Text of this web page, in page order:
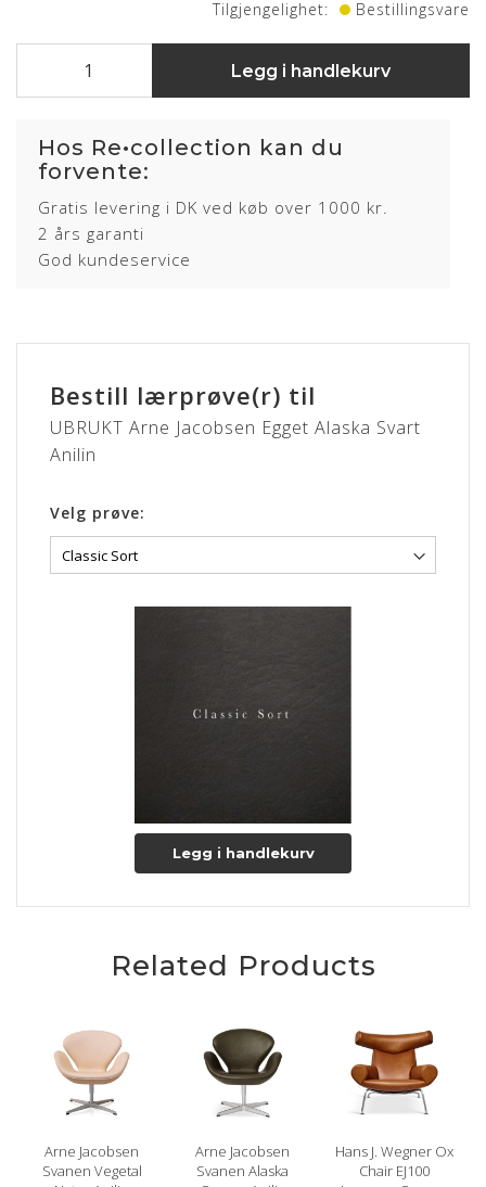
Tilgjengelighet: Bestillingsvare
Legg i handlekurv
Hos Re•collection kan du
forvente:
Gratis levering i DK ved køb over 1000 kr.
2 års garanti
God kundeservice
Bestill lærprøve(r) til
UBRUKT Arne Jacobsen Egget Alaska Svart
Anilin
Velg prøve:
Legg i handlekurv
Related Products
Arne Jacobsen
Svanen Vegetal
Arne Jacobsen
Svanen Alaska
Hans J. Wegner Ox
Chair EJ100